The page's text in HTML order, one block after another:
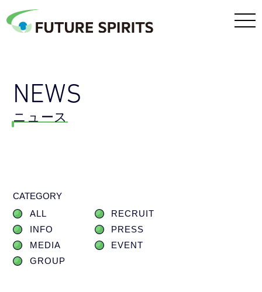
NEWS
ニュース
CATEGORY
ALL
RECRUIT
INFO
PRESS
MEDIA
EVENT
GROUP